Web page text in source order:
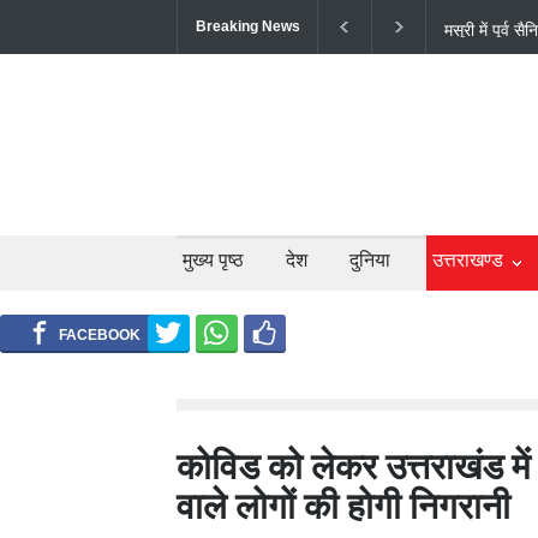
Breaking News
अल्मोड़ा के
सफल ट्रायल से
मुख्य पृष्ठ देश दुनिया उत्तराखण्ड
कोविड को लेकर उत्तराखंड में
वाले लोगों की होगी निगरानी